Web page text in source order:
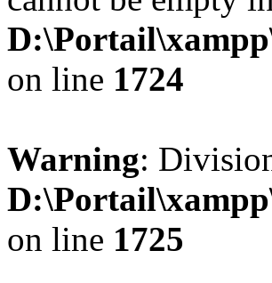
on line 1724
Warning:
on line 1725